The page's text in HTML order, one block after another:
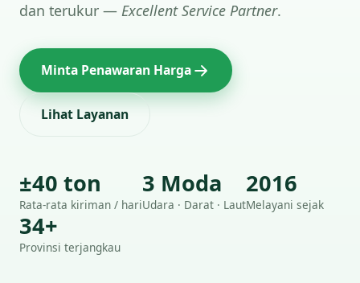
dan terukur — Excellent Service Partner.
Minta Penawaran Harga
Lihat Layanan
±40 ton
Rata-rata kiriman / hari
3 Moda
Udara · Darat · Laut
2016
Melayani sejak
34+
Provinsi terjangkau